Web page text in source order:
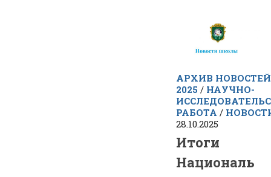
АРХИВ НОВОСТЕЙ
2025 / НАУЧНО-
РАБОТА /
28.10.2025
Итоги
Националь